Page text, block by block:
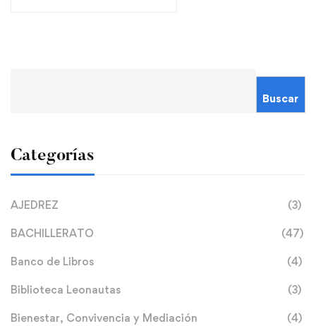
Buscar
Categorías
AJEDREZ (3)
BACHILLERATO (47)
Banco de Libros (4)
Biblioteca Leonautas (3)
Bienestar, Convivencia y Mediación (4)